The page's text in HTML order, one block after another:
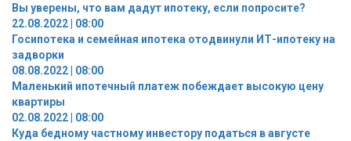
Вы уверены, что вам дадут ипотеку, если попросите?
22.08.2022 | 08:00
Госипотека и семейная ипотека отодвинули ИТ-ипотеку на
задворки
08.08.2022 | 08:00
Маленький ипотечный платеж побеждает высокую цену
квартиры
02.08.2022 | 08:00
Куда бедному частному инвестору податься в августе